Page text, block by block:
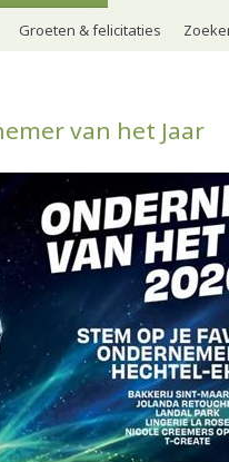
Groeten & felicitaties
van het Jaar